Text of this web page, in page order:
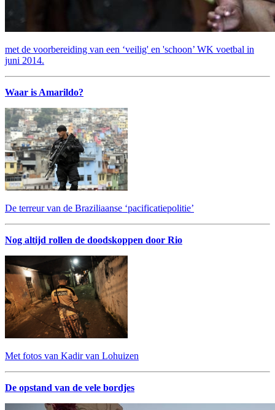
met de voorbereiding van een ‘veilig' en 'schoon’ WK voetbal in
juni 2014.
Waar is Amarildo?
De terreur van de Braziliaanse ‘pacificatiepolitie’
Nog altijd rollen de doodskoppen door Rio
Met fotos van Kadir van Lohuizen
De opstand van de vele bordjes